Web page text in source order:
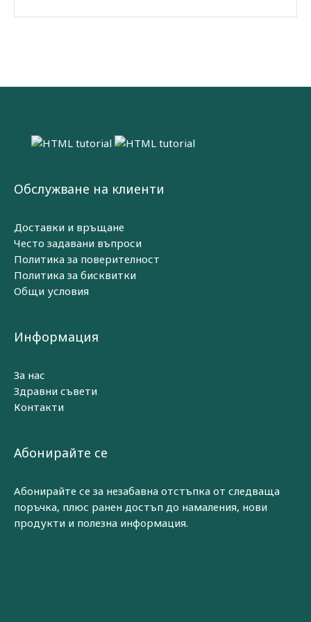
Обслужване на клиенти
Доставки и връщане
Често задавани въпроси
Политика за поверителност
Политика за бисквитки
Общи условия
Информация
За нас
Здравни съвети
Контакти
Абонирайте се
Абонирайте се за незабавна отстъпка от следваща
поръчка, плюс ранен достъп до намаления, нови
продукти и полезна информация.